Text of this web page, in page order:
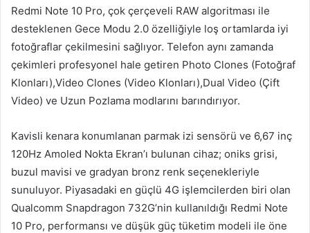
Redmi Note 10 Pro, çok çerçeveli RAW algoritması ile
desteklenen Gece Modu 2.0 özelliğiyle loş ortamlarda iyi
fotoğraflar çekilmesini sağlıyor. Telefon aynı zamanda
çekimleri profesyonel hale getiren Photo Clones (Fotoğraf
Klonları),Video Clones (Video Klonları),Dual Video (Çift
Video) ve Uzun Pozlama modlarını barındırıyor.
Kavisli kenara konumlanan parmak izi sensörü ve 6,67 inç
120Hz Amoled Nokta Ekran’ı bulunan cihaz; oniks grisi,
buzul mavisi ve gradyan bronz renk seçenekleriyle
sunuluyor. Piyasadaki en güçlü 4G işlemcilerden biri olan
Qualcomm Snapdragon ️732G’nin kullanıldığı Redmi Note
10 Pro, performansı ve düşük güç tüketim modeli ile öne